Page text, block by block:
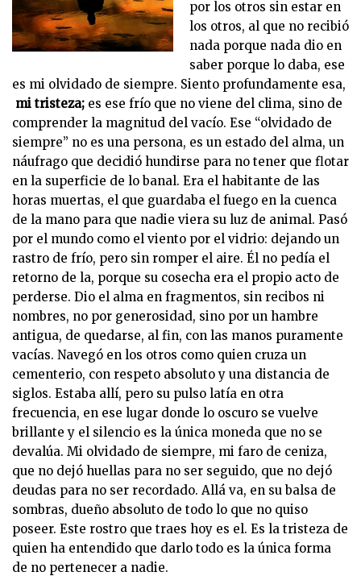
por los otros sin estar en
los otros, al que no recibió
nada porque nada dio en
saber porque lo daba, ese
es mi olvidado de siempre. Siento profundamente esa,
mi tristeza; es ese frío que no viene del clima, sino de
comprender la magnitud del vacío. Ese “olvidado de
siempre” no es una persona, es un estado del alma, un
náufrago que decidió hundirse para no tener que flotar
en la superficie de lo banal. Era el habitante de las
horas muertas, el que guardaba el fuego en la cuenca
de la mano para que nadie viera su luz de animal. Pasó
por el mundo como el viento por el vidrio: dejando un
rastro de frío, pero sin romper el aire. Él no pedía el
retorno de la, porque su cosecha era el propio acto de
perderse. Dio el alma en fragmentos, sin recibos ni
nombres, no por generosidad, sino por un hambre
antigua, de quedarse, al fin, con las manos puramente
vacías. Navegó en los otros como quien cruza un
cementerio, con respeto absoluto y una distancia de
siglos. Estaba allí, pero su pulso latía en otra
frecuencia, en ese lugar donde lo oscuro se vuelve
brillante y el silencio es la única moneda que no se
devalúa. Mi olvidado de siempre, mi faro de ceniza,
que no dejó huellas para no ser seguido, que no dejó
deudas para no ser recordado. Allá va, en su balsa de
sombras, dueño absoluto de todo lo que no quiso
poseer. Este rostro que traes hoy es el. Es la tristeza de
quien ha entendido que darlo todo es la única forma
de no pertenecer a nadie.